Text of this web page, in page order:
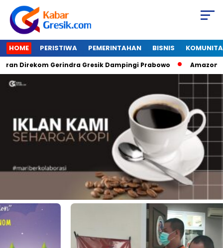
HOME PERISTIWA PEMERINTAHAN BISNIS
Gerindra Gresik Dampingi Prabowo Amazon Van